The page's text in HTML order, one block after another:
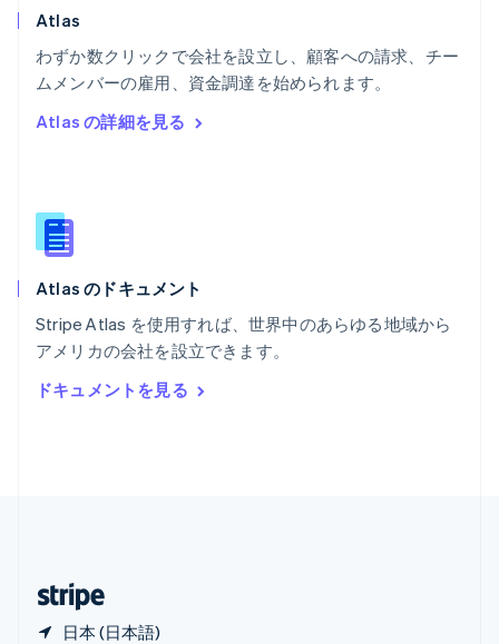
Atlas
わずか数クリックで会社を設立し、顧客への請求、チー
ムメンバーの雇用、資金調達を始められます。
Atlas の詳細を見る
Atlas のドキュメント
Stripe Atlas を使用すれば、世界中のあらゆる地域から
アメリカの会社を設立できます。
ドキュメントを見る
日本 (日本語)
ポーランド
ポルトガル
PortuguêsEnglish
English
Español
ラトビア
リトアニア
リヒテンシュタイン
DeutschEnglish
ルーマニア
English